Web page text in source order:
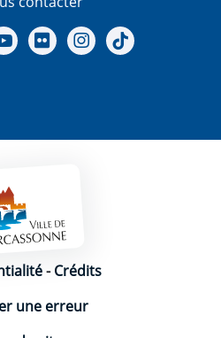
X - (twitter)
Notre chaine Youtube
Notre Gallerie sur Flickr
Notre Instagram
légales
-Crédits
une erreur